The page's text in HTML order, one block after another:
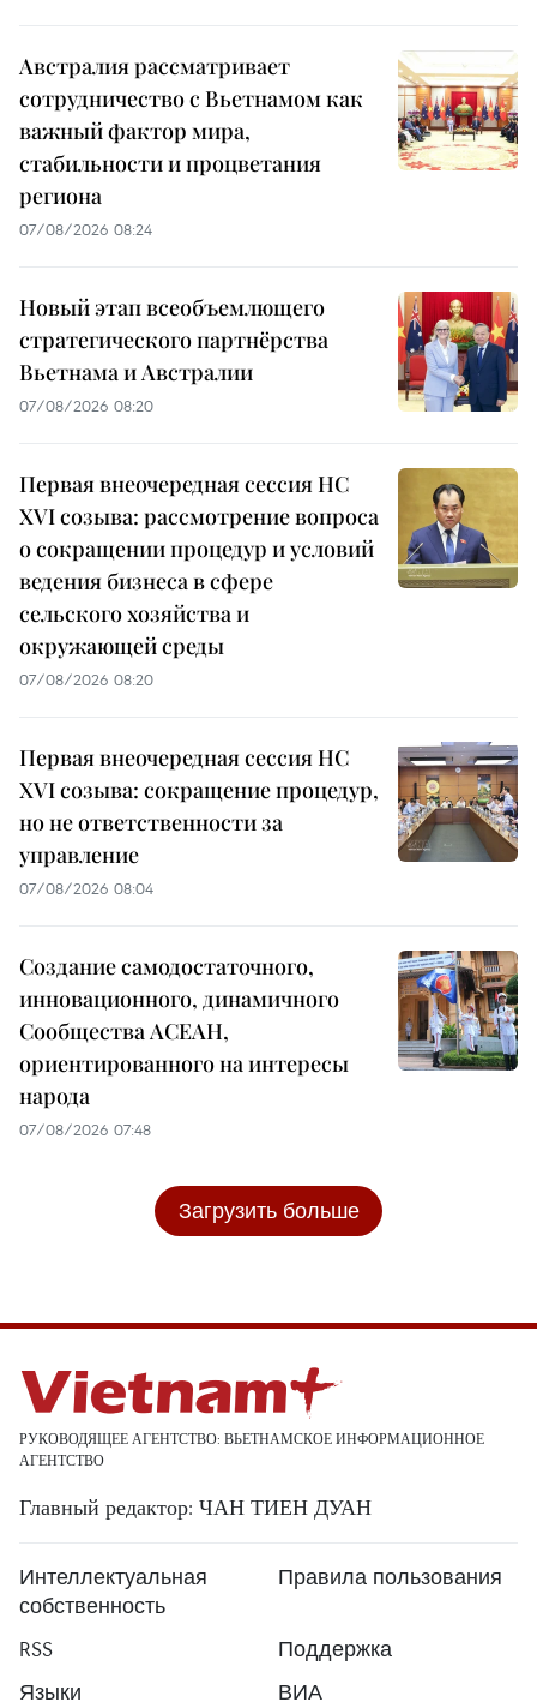
Австралия рассматривает
сотрудничество с Вьетнамом как
важный фактор мира,
стабильности и процветания
региона
07/08/2026 08:24
Новый этап всеобъемлющего
стратегического партнёрства
Вьетнама и Австралии
07/08/2026 08:20
Первая внеочередная сессия НС
XVI созыва: рассмотрение вопроса
о сокращении процедур и условий
ведения бизнеса в сфере
сельского хозяйства и
окружающей среды
07/08/2026 08:20
Первая внеочередная сессия НС
XVI созыва: сокращение процедур,
но не ответственности за
управление
07/08/2026 08:04
Создание самодостаточного,
инновационного, динамичного
Сообщества АСЕАН,
ориентированного на интересы
народа
07/08/2026 07:48
Загрузить больше
РУКОВОДЯЩЕЕ АГЕНТСТВО: ВЬЕТНАМСКОЕ ИНФОРМАЦИОННОЕ
АГЕНТСТВО
Главный редактор: ЧАН ТИЕН ДУАН
Интеллектуальная
собственность
Правила пользования
RSS
Поддержка
Языки
ВИА